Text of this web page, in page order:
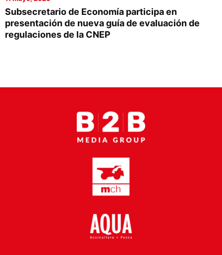
Proveedores
Canal Digital
Calendario de Eventos
Subsecretario de Economía participa en
presentación de nueva guía de evaluación de
regulaciones de la CNEP